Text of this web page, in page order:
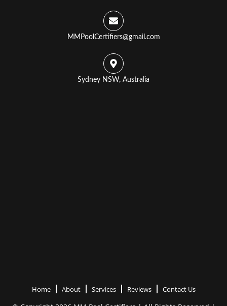
MMPoolCertifiers@gmail.com
Sydney NSW, Australia
Home About Services Reviews Contact Us